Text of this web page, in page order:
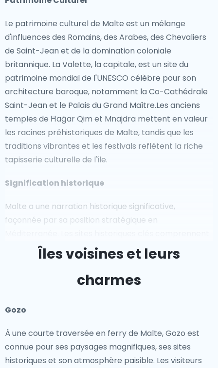
Le patrimoine culturel de Malte est un mélange
d'influences des Romains, des Arabes, des Chevaliers
de Saint-Jean et de la domination coloniale
britannique. La Valette, la capitale, est un site du
patrimoine mondial de l'UNESCO célèbre pour son
architecture baroque, notamment la Co-Cathédrale
Saint-Jean et le Palais du Grand Maître.Les anciens
temples de Ħaġar Qim et Mnajdra mettent en valeur
les racines préhistoriques de Malte, tandis que les
traditions vibrantes et les festivals reflètent la riche
tapisserie culturelle de l'île.
Signification historique
Malte a une narration historique significative,
façonnée par sa position stratégique en
la ville fortifiée de Mdina, connue sous le nom de "Cité
silencieuse", et l'ancienne capitale de La Valette. L'île a
joué un rôle crucial pendant la Seconde Guerre
mondiale, et des sites comme les salles de guerre de
Malte est renommée pour sa beauté naturelle à
couper le souffle, de la magnifique Lagune Bleue sur
Îles voisines et leurs
charmes
Gozo
À une courte traversée en ferry de Malte, Gozo est
connue pour ses paysages magnifiques, ses sites
historiques et son atmosphère paisible. Les visiteurs